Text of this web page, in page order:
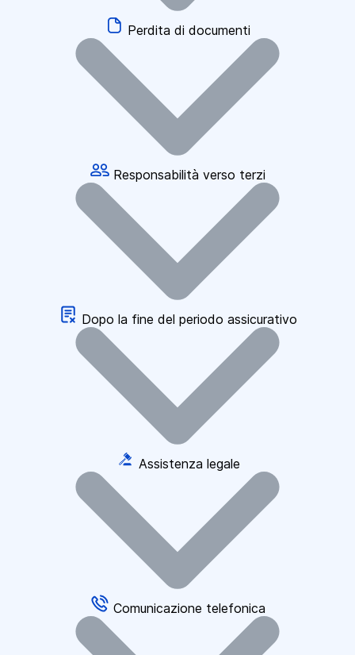
Perdita di documenti
Responsabilità verso terzi
Dopo la fine del periodo assicurativo
Assistenza legale
Comunicazione telefonica